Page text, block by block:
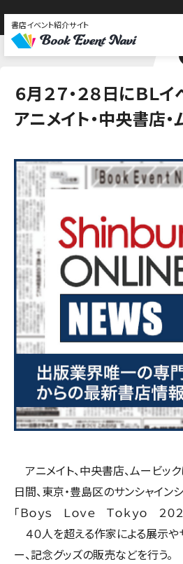
書店イベント紹介サイト
６月２７・２８日にＢＬ
アニメイト・中央書店・
アニメイト、中央書店、ムービック
日間、東京・豊島区のサンシャイン
「Ｂｏｙｓ Ｌｏｖｅ Ｔｏｋｙｏ ２０
４０人を超える作家による展示や
ー、記念グッズの販売などを行う。